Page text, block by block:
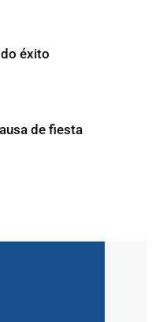
éxito
de fiesta